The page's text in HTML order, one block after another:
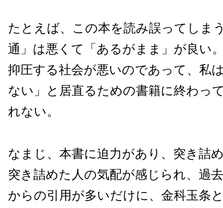
たとえば、この本を読み誤ってしま
通」は悪くて「あるがまま」が良い
抑圧する社会が悪いのであって、私
ない」と居直るための書籍に終わっ
れない。
なまじ、本書に迫力があり、突き詰
突き詰めた人の気配が感じられ、過
からの引用が多いだけに、金科玉条